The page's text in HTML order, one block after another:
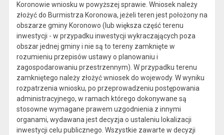
Koronowie wniosku w powyższej sprawie. Wniosek należy
złożyć do Burmistrza Koronowa, jeżeli teren jest położony na
obszarze gminy Koronowo (lub większa część terenu
inwestycji - w przypadku inwestycji wykraczających poza
obszar jednej gminy i nie są to tereny zamknięte w
rozumieniu przepisów ustawy o planowaniu i
zagospodarowaniu przestrzennym). W przypadku terenu
zamkniętego należy złożyć wniosek do wojewody. W wyniku
rozpatrzenia wniosku, po przeprowadzeniu postępowania
administracyjnego, w ramach którego dokonywane są
stosowne wymagane prawem uzgodnienia z innymi
organami, wydawana jest decyzja o ustaleniu lokalizacji
inwestycji celu publicznego. Wszystkie zawarte w decyzji